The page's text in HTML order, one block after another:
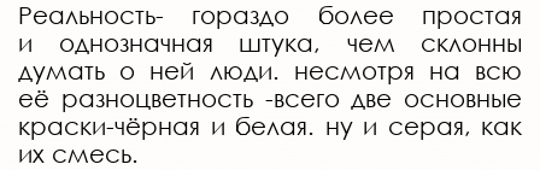
Реальность- гораздо более простая
и однозначная штука, чем склонны
думать о ней люди. несмотря на всю
её разноцветность -всего две основные
краски-чёрная и белая. ну и серая, как
их смесь.